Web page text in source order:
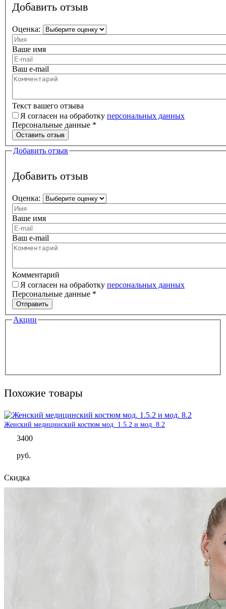
Добавить отзыв
Оценка:
Ваше имя
Ваш e-mail
Текст вашего отзыва
Я согласен на обработку персональных данных
Персональные данные *
Оставить отзыв
Добавить отзыв
Добавить отзыв
Оценка:
Ваше имя
Ваш e-mail
Комментарий
Я согласен на обработку персональных данных
Персональные данные *
Отправить
Акции
Похожие товары
Женский медицинский костюм мод. 1.5.2 и мод. 8.2
3400
руб.
Скидка